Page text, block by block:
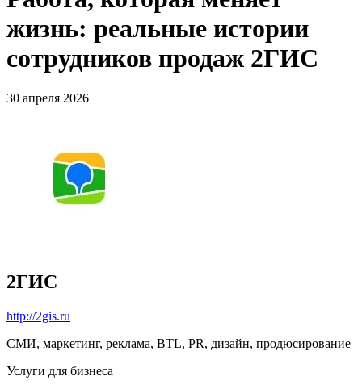
жизнь: реальные истории
сотрудников продаж 2ГИС
30 апреля 2026
2ГИС
http://2gis.ru
СМИ, маркетинг, реклама, BTL, PR, дизайн, продюсирование
Услуги для бизнеса